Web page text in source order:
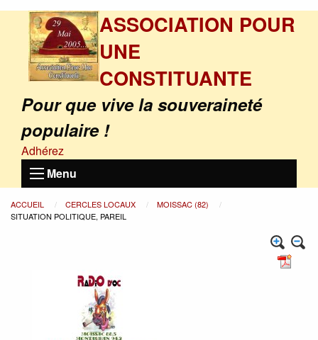
ASSOCIATION POUR
UNE
CONSTITUANTE
Pour que vive la souveraineté
populaire !
Adhérez
Menu
ACCUEIL CERCLES LOCAUX
MOISSAC (82)
SITUATION POLITIQUE, PAREIL